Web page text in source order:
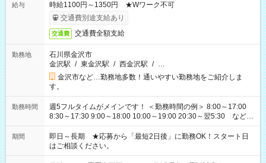
給与
時給1100円～1350円 ★Wワーク不可
交通費別途支給あり
交通費 交通費全額支給
勤務地
石川県金沢市
金沢駅 / 東金沢駅 / 西金沢駅 / …
金沢市など…勤務地多数！通いやすい勤務地をご紹介しま
す。
勤務時間
週5フルタイムがメインです！ ＜勤務時間の例＞ 8:00～17:00
8:30～17:30 9:00～18:00 10:00～19:00 20:30～翌5:30 など ★
その他にも勤務時間多数！ 日勤のみ、残業なし、交替制など
ご希望を教えてください！
期間
即日～長期 ★応募から「最短2日後」に勤務OK！スタート日
はご相談ください。